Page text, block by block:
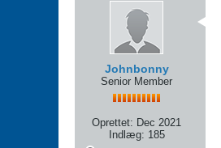
Johnbonny
Senior Member
Oprettet: Dec 2021
Indlæg: 185